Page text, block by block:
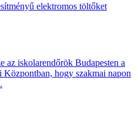
elektromos töltőket
az iskolarendőrök Budapesten a
Központban, hogy szakmai napon